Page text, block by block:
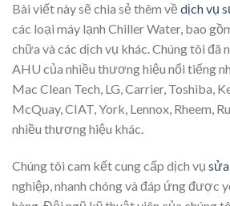
Bài viết này sẽ chia sẻ thêm về dịch vụ
các loại máy lạnh Chiller Water, bao
chữa và các dịch vụ khác. Chúng tôi đã
AHU của nhiều thương hiệu nổi tiếng
Mac Clean Tech, LG, Carrier, Toshiba,
McQuay, CIAT, York, Lennox, Rheem,
nhiều thương hiệu khác.
Chúng tôi cam kết cung cấp dịch vụ
nghiệp, nhanh chóng và đáp ứng được